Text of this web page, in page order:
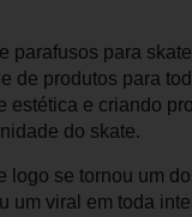
para
de produtos para
estética e criando
do skate.
se tornou um
um viral em toda